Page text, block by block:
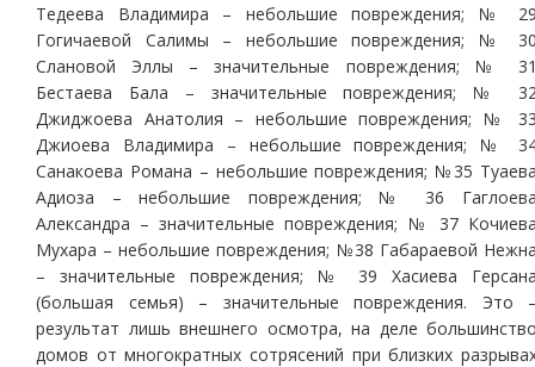
Тедеева Владимира – небольшие повреждения; №
Гогичаевой Салимы – небольшие повреждения; №
Слановой Эллы – значительные повреждения; №
Бестаева Бала – значительные повреждения; №
Джиджоева Анатолия – небольшие повреждения; №
Джиоева Владимира – небольшие повреждения; №
Санакоева Романа – небольшие повреждения; №35
Адиоза – небольшие повреждения; № 36
Александра – значительные повреждения; № 37
Мухара – небольшие повреждения; №38 Габараевой
– значительные повреждения; № 39 Хасиева
(большая семья) – значительные повреждения. Это
результат лишь внешнего осмотра, на деле
домов от многократных сотрясений при близких